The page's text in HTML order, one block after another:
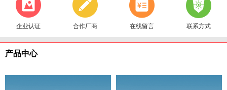
企业认证 合作厂商 在线留言 联系方式
产品中心